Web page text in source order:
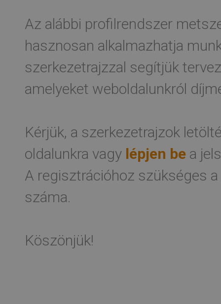
Az alábbi profilrendszer
hasznosan alkalmazhatja
szerkezetrajzzal segítjük
amelyeket weboldalunkról
Kérjük, a szerkezetrajzok
oldalunkra vagy lépjen be a
A regisztrációhoz szükséges
száma.
Köszönjük!